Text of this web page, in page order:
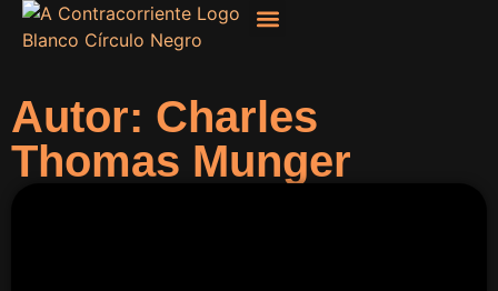
Autor: Charles
Thomas Munger